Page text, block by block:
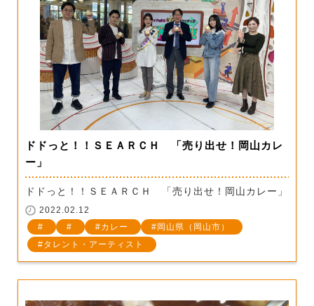
ドドっと！！ＳＥＡＲＣＨ 「売り出せ！岡山カレ
ー」
ドドっと！！ＳＥＡＲＣＨ 「売り出せ！岡山カレー」
2022.02.12
カレー
岡山県（岡山市）
タレント・アーティスト